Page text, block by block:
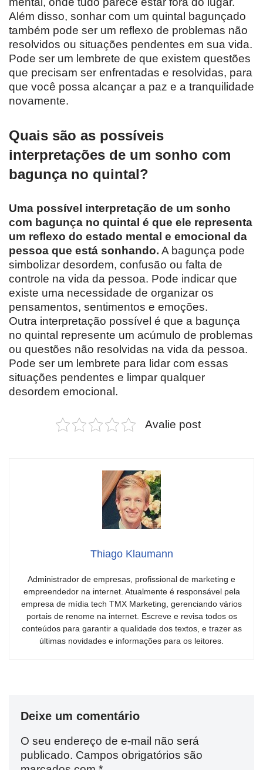
Além disso, sonhar com um quintal bagunçado
também pode ser um reflexo de problemas não
resolvidos ou situações pendentes em sua vida.
Pode ser um lembrete de que existem questões
que precisam ser enfrentadas e resolvidas, para
que você possa alcançar a paz e a tranquilidade
novamente.
Quais são as possíveis
interpretações de um sonho com
bagunça no quintal?
Uma possível interpretação de um sonho
com bagunça no quintal é que ele representa
um reflexo do estado mental e emocional da
pessoa que está sonhando. A bagunça pode
simbolizar desordem, confusão ou falta de
controle na vida da pessoa. Pode indicar que
existe uma necessidade de organizar os
pensamentos, sentimentos e emoções.
Outra interpretação possível é que a bagunça
no quintal represente um acúmulo de problemas
ou questões não resolvidas na vida da pessoa.
Pode ser um lembrete para lidar com essas
situações pendentes e limpar qualquer
desordem emocional.
Avalie post
Thiago Klaumann
Administrador de empresas, profissional de marketing e
empreendedor na internet. Atualmente é responsável pela
empresa de mídia tech TMX Marketing, gerenciando vários
portais de renome na internet. Escreve e revisa todos os
conteúdos para garantir a qualidade dos textos, e trazer as
últimas novidades e informações para os leitores.
Deixe um comentário
O seu endereço de e-mail não será
publicado. Campos obrigatórios são